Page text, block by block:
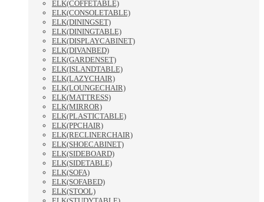
ELK(COFFETABLE)
ELK(CONSOLETABLE)
ELK(DININGSET)
ELK(DININGTABLE)
ELK(DISPLAYCABINET)
ELK(DIVANBED)
ELK(GARDENSET)
ELK(ISLANDTABLE)
ELK(LAZYCHAIR)
ELK(LOUNGECHAIR)
ELK(MATTRESS)
ELK(MIRROR)
ELK(PLASTICTABLE)
ELK(PPCHAIR)
ELK(RECLINERCHAIR)
ELK(SHOECABINET)
ELK(SIDEBOARD)
ELK(SIDETABLE)
ELK(SOFA)
ELK(SOFABED)
ELK(STOOL)